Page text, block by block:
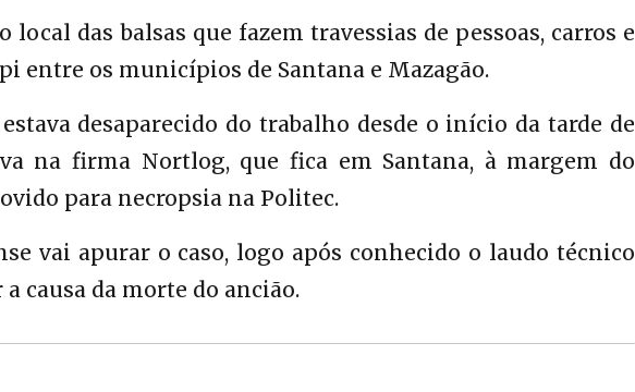
local das balsas que fazem travessias de pessoas, carros e
entre os municípios de Santana e Mazagão.
desaparecido do trabalho desde o início da tarde de
na firma Nortlog, que fica em Santana, à margem do
para necropsia na Politec.
vai apurar o caso, logo após conhecido o laudo técnico
causa da morte do ancião.